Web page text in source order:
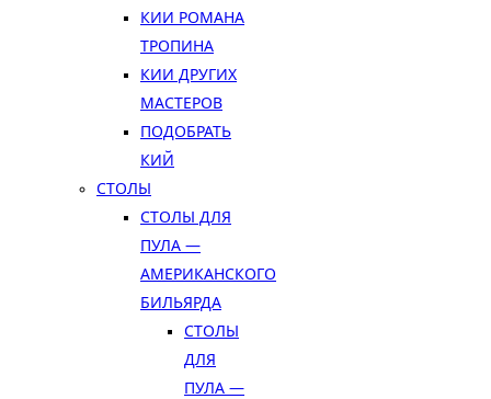
КИИ РОМАНА
ТРОПИНА
КИИ ДРУГИХ
МАСТЕРОВ
ПОДОБРАТЬ
КИЙ
СТОЛЫ
СТОЛЫ ДЛЯ
ПУЛА —
АМЕРИКАНСКОГО
БИЛЬЯРДА
СТОЛЫ
ДЛЯ
ПУЛА —